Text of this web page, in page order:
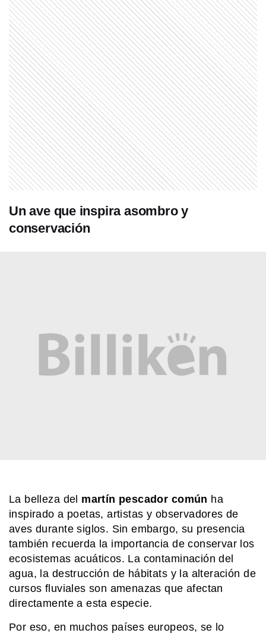
Un ave que inspira asombro y
conservación
La belleza del martín pescador común ha
inspirado a poetas, artistas y observadores de
aves durante siglos. Sin embargo, su presencia
también recuerda la importancia de conservar los
ecosistemas acuáticos. La contaminación del
agua, la destrucción de hábitats y la alteración de
cursos fluviales son amenazas que afectan
directamente a esta especie.
Por eso, en muchos países europeos, se lo
SABER MAS
¿Por qué los perros dan vueltas antes
de dormir?
EL MUNDO
¿Cómo se marca una frontera en
medio del océano?
EL MUNDO
Barbican Estate: el complejo de
Londres que parece una ciudad
Canal de Panamá: la obra que dividió
COMUNIDAD EDUCATIVA
¿Cómo se hace una infografía clara y
atractiva?
MI PAIS
24 de junio: la increíble coincidencia
entre Fangio y Sabato